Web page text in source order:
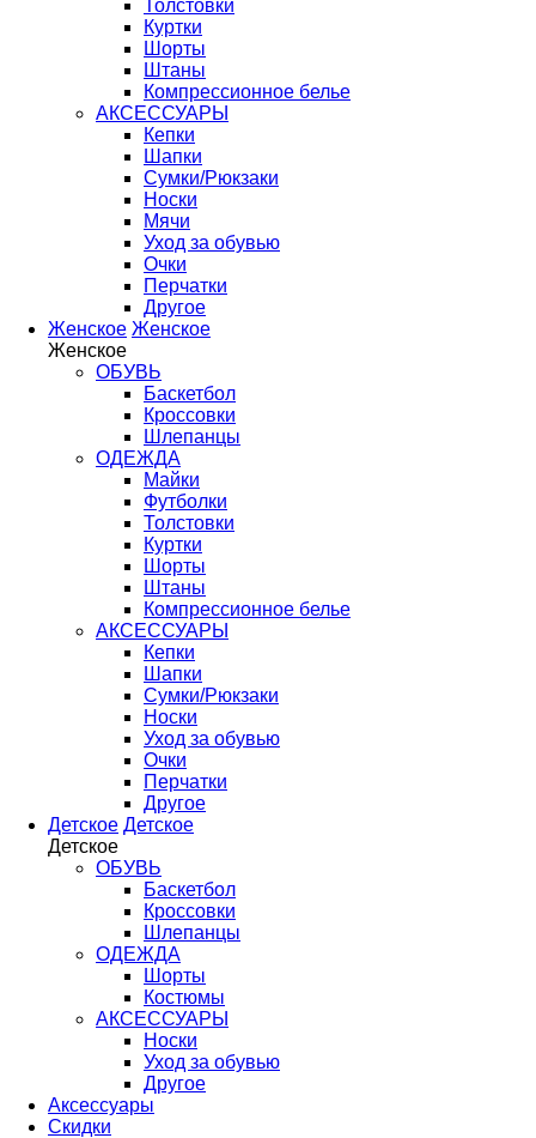
Толстовки
Куртки
Шорты
Штаны
Компрессионное белье
АКСЕССУАРЫ
Кепки
Шапки
Сумки/Рюкзаки
Носки
Мячи
Уход за обувью
Очки
Перчатки
Другое
Женское Женское
Женское
ОБУВЬ
Баскетбол
Кроссовки
Шлепанцы
ОДЕЖДА
Майки
Футболки
Толстовки
Куртки
Шорты
Штаны
Компрессионное белье
АКСЕССУАРЫ
Кепки
Шапки
Сумки/Рюкзаки
Носки
Уход за обувью
Очки
Перчатки
Другое
Детское Детское
Детское
ОБУВЬ
Баскетбол
Кроссовки
Шлепанцы
ОДЕЖДА
Шорты
Костюмы
АКСЕССУАРЫ
Носки
Уход за обувью
Другое
Аксессуары
Скидки